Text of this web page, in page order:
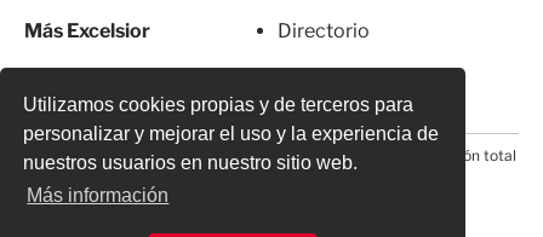
Utilizamos cookies propias y de terceros para
personalizar y mejorar el uso y la experiencia de
nuestros usuarios en nuestro sitio web.
Más información
Más Excelsior
Directorio
© 2026 Todos los derechos reservados. Prohibida la reproducción total
o parcial, incluyendo cualquier medio electrónico*